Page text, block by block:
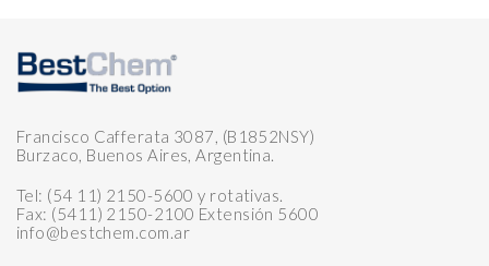
Francisco Cafferata 3087, (B1852NSY)
Burzaco, Buenos Aires, Argentina.
Tel: (54 11) 2150-5600 y rotativas.
Fax: (5411) 2150-2100 Extensión 5600
info@bestchem.com.ar